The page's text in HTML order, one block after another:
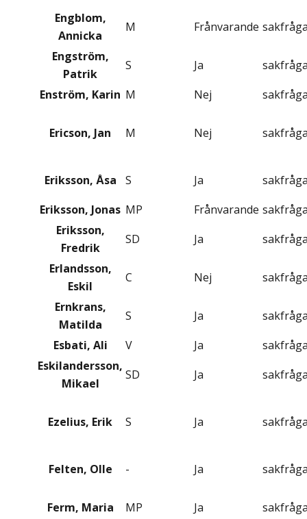
Engblom,
Annicka
M Frånvarande
Engström,
Patrik
S Ja
Enström, Karin M Nej
Ericson, Jan M Nej
Eriksson, Åsa S Ja
Eriksson, Jonas MP Frånvarande
Eriksson,
Fredrik
SD Ja
Erlandsson,
Eskil
C Nej
Ernkrans,
Matilda
S Ja
Esbati, Ali
V Ja
Eskilandersson,
Mikael
SD Ja
Ezelius, Erik S Ja
Felten, Olle - Ja
Ferm, Maria MP Ja